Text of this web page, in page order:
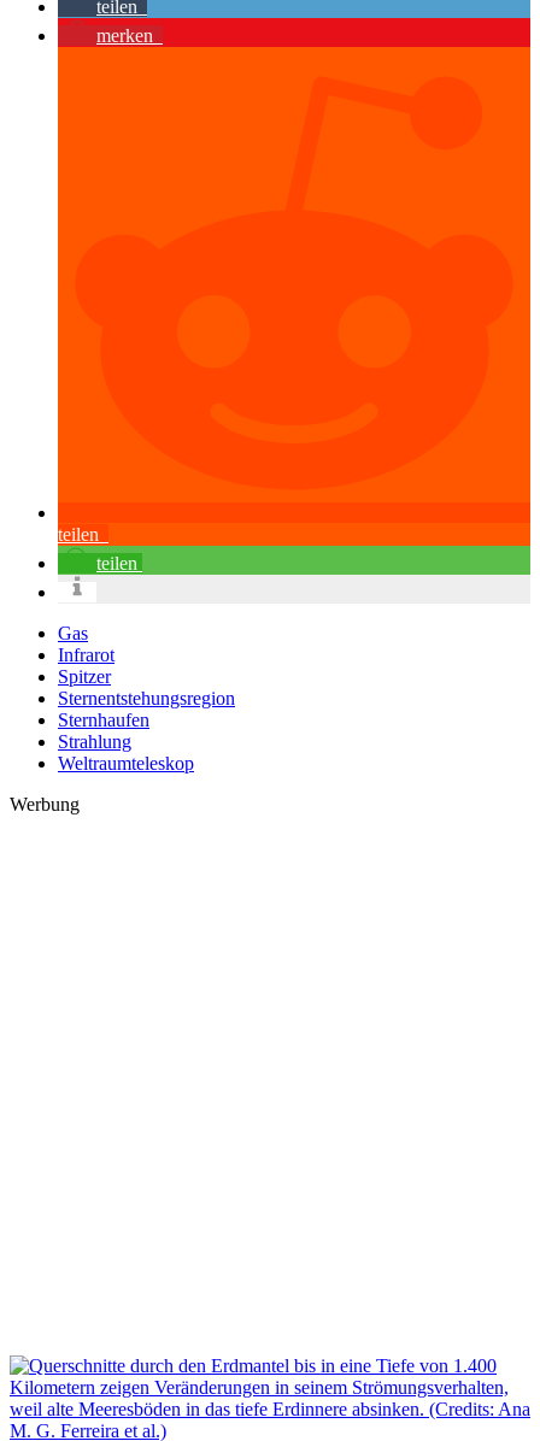
teilen
merken
teilen
teilen
Gas
Infrarot
Spitzer
Sternentstehungsregion
Sternhaufen
Strahlung
Weltraumteleskop
Werbung